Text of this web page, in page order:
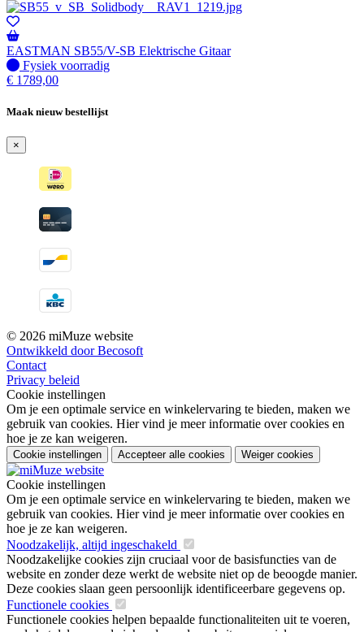
EASTMAN SB55/V-SB Elektrische Gitaar
Fysiek voorradig
Fysiek voorradig
€ 1789,00
Maak nieuw bestellijst
×
© 2026 miMuze website
Ontwikkeld door Becosoft
Contact
Privacy beleid
Cookie instellingen
Om je een optimale service en winkelervaring te bieden, maken we
gebruik van cookies. Hier vind je meer informatie over cookies en
hoe je ze kan weigeren.
Cookie instellingen Accepteer alle cookies Weiger cookies
Cookie instellingen
Om je een optimale service en winkelervaring te bieden, maken we
gebruik van cookies. Hier vind je meer informatie over cookies en
hoe je ze kan weigeren.
Noodzakelijk, altijd ingeschakeld
Noodzakelijke cookies zijn cruciaal voor de basisfuncties van de
website en zonder deze werkt de website niet op de beoogde manier.
Deze cookies slaan geen persoonlijk identificeerbare gegevens op.
Functionele cookies
Functionele cookies helpen bepaalde functionaliteiten uit te voeren,